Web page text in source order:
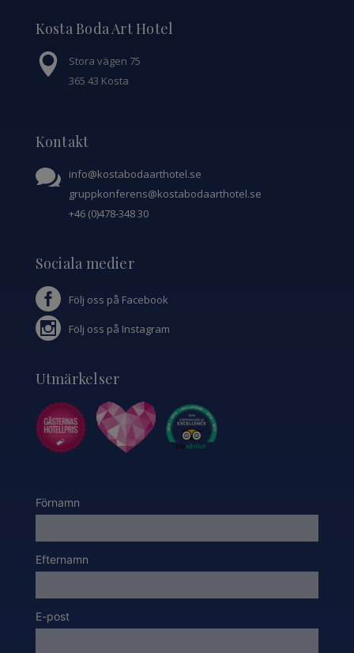
Kosta Boda Art Hotel
Stora vägen 75
365 43 Kosta
Kontakt
info@kostabodaarthotel.se
gruppkonferens@kostabodaarthotel.se
+46 (0)478-348 30
Sociala medier
Följ oss på Facebook
Följ oss på Instagram
Utmärkelser
Förnamn
Efternamn
E-post